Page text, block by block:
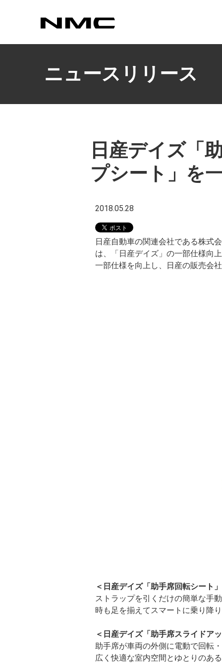
ニュースリリース
日産デイズ「
プシート」を
2018.05.28
日産自動車の関連会社である株式
は、「日産デイズ」の一部仕様向
一部仕様を向上し、日産の販売会
＜日産デイズ「助手席回転シート
ストラップを引くだけの簡単な手
時も足を揃えてスマートに乗り降
＜日産デイズ「助手席スライドア
助手席が車両の外側に電動で回転
広く快適な室内空間とゆとりのあ